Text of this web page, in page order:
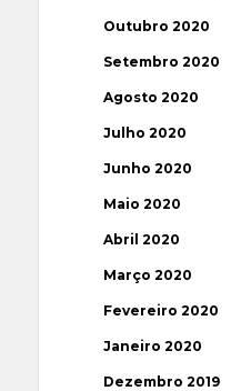
Outubro 2020
Setembro 2020
Agosto 2020
Julho 2020
Junho 2020
Maio 2020
Abril 2020
Março 2020
Fevereiro 2020
Janeiro 2020
Dezembro 2019